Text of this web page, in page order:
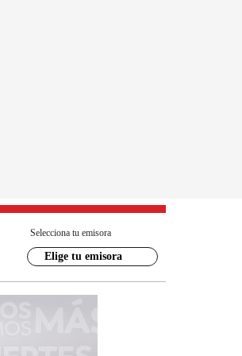
Selecciona tu emisora
Elige tu emisora